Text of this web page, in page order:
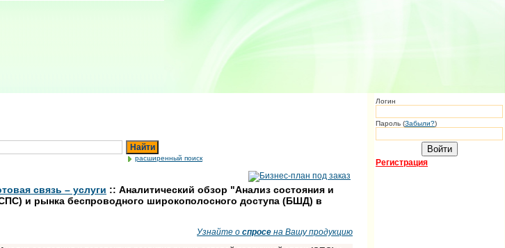
Найти
расширенный поиск
связь – услуги :: Аналитический обзор "Анализ состояния и
и рынка беспроводного широкополосного доступа (БШД) в
Узнайте о спросе на Вашу продукцию
Логин
Пароль (Забыли?)
Регистрация